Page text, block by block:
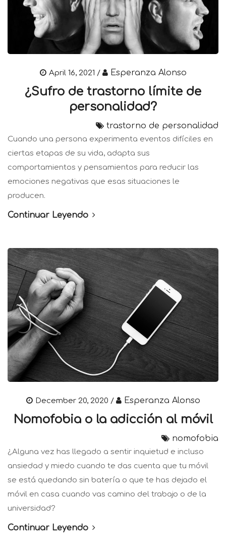
April 16, 2021 / Esperanza Alonso
¿Sufro de trastorno límite de
personalidad?
trastorno de personalidad
Cuando una persona experimenta eventos difíciles en
ciertas etapas de su vida, adapta sus
comportamientos y pensamientos para reducir las
emociones negativas que esas situaciones le
producen.
Continuar Leyendo
December 20, 2020 / Esperanza Alonso
Nomofobia o la adicción al móvil
nomofobia
¿Alguna vez has llegado a sentir inquietud e incluso
ansiedad y miedo cuando te das cuenta que tu móvil
se está quedando sin batería o que te has dejado el
móvil en casa cuando vas camino del trabajo o de la
universidad?
Continuar Leyendo